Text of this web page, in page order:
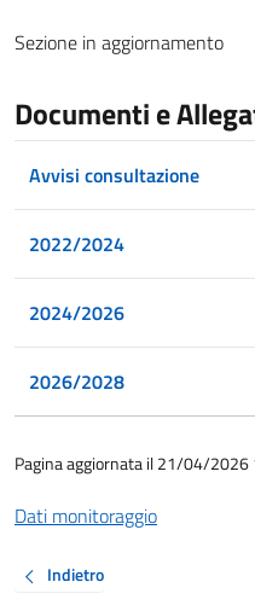
Sezione in aggiornamento
Documenti e
Avvisi consultazione
2022/2024
2024/2026
2026/2028
Pagina aggiornata il 21/04/2026
Dati monitoraggio
Indietro